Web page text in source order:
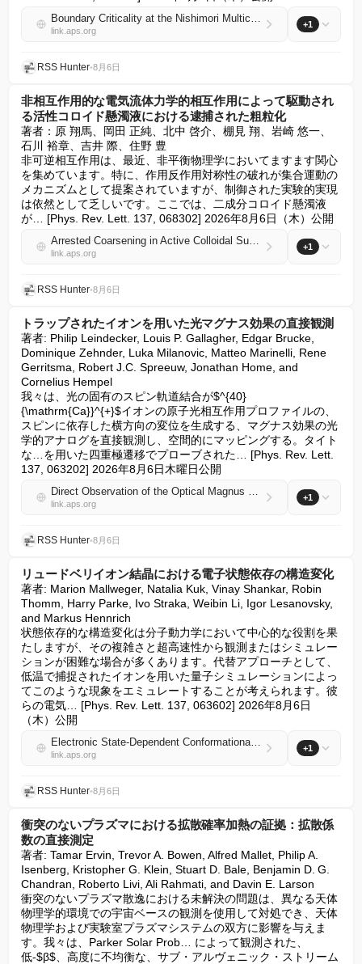
Boundary Criticality at the Nishimori Multicritical Point
link.aps.org
+1
RSS Hunter•8月6日
非相互作用的な電気流体力学的相互作用によって駆動され
る活性コロイド懸濁液における逮捕された粗粒化
著者：原 翔馬、岡田 正純、北中 啓介、棚見 翔、岩崎 悠一、
石川 裕章、吉井 際、住野 豊
非可逆相互作用は、最近、非平衡物理学においてますます関心
を集めています。特に、作用反作用対称性の破れが集合運動の
メカニズムとして提案されていますが、制御された実験的実現
は依然として乏しいです。ここでは、二成分コロイド懸濁液
が… [Phys. Rev. Lett. 137, 068302] 2026年8月6日（木）公開
Arrested Coarsening in Active Colloidal Suspensions Driven by Nonreciprocal Electrohydrodynamic Interactions
link.aps.org
+1
RSS Hunter•8月6日
トラップされたイオンを用いた光マグナス効果の直接観測
著者: Philip Leindecker, Louis P. Gallagher, Edgar Brucke,
Dominique Zehnder, Luka Milanovic, Matteo Marinelli, Rene
Gerritsma, Robert J.C. Spreeuw, Jonathan Home, and
Cornelius Hempel
我々は、光の固有のスピン軌道結合が$^{40}
{\mathrm{Ca}}^{+}$イオンの原子光相互作用プロファイルの、
スピンに依存した横方向の変位を生成する、マグナス効果の光
学的アナログを直接観測し、空間的にマッピングする。タイト
な…を用いた四重極遷移でプローブされた… [Phys. Rev. Lett.
137, 063202] 2026年8月6日木曜日公開
Direct Observation of the Optical Magnus Effect with a Trapped Ion
link.aps.org
+1
RSS Hunter•8月6日
リュードベリイオン結晶における電子状態依存の構造変化
著者: Marion Mallweger, Natalia Kuk, Vinay Shankar, Robin
Thomm, Harry Parke, Ivo Straka, Weibin Li, Igor Lesanovsky,
and Markus Hennrich
状態依存的な構造変化は分子動力学において中心的な役割を果
たしますが、その複雑さと超高速性から観測またはシミュレー
ションが困難な場合が多くあります。代替アプローチとして、
低温で捕捉されたイオンを用いた量子シミュレーションによっ
てこのような現象をエミュレートすることが考えられます。彼
らの電気… [Phys. Rev. Lett. 137, 063602] 2026年8月6日
（木）公開
Electronic State-Dependent Conformational Changes in a Rydberg Ion Crystal
link.aps.org
+1
RSS Hunter•8月6日
衝突のないプラズマにおける拡散確率加熱の証拠：拡散係
数の直接測定
著者: Tamar Ervin, Trevor A. Bowen, Alfred Mallet, Philip A.
Isenberg, Kristopher G. Klein, Stuart D. Bale, Benjamin D. G.
Chandran, Roberto Livi, Ali Rahmati, and Davin E. Larson
衝突のないプラズマ散逸における未解決の問題は、異なる天体
物理学的環境での宇宙ベースの観測を使用して対処でき、天体
物理学および実験室プラズマシステムの双方に影響を与えま
す。我々は、Parker Solar Prob… によって観測された、
低-$β$、高度に不均衡な、サブ・アルヴェニック・ストリーム